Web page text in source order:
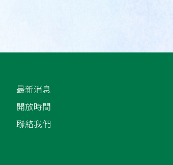
最新消息
開放時間
聯絡我們